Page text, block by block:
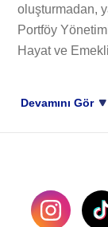
oluşturmadan,
Portföy
Hayat ve
Devamını Gör